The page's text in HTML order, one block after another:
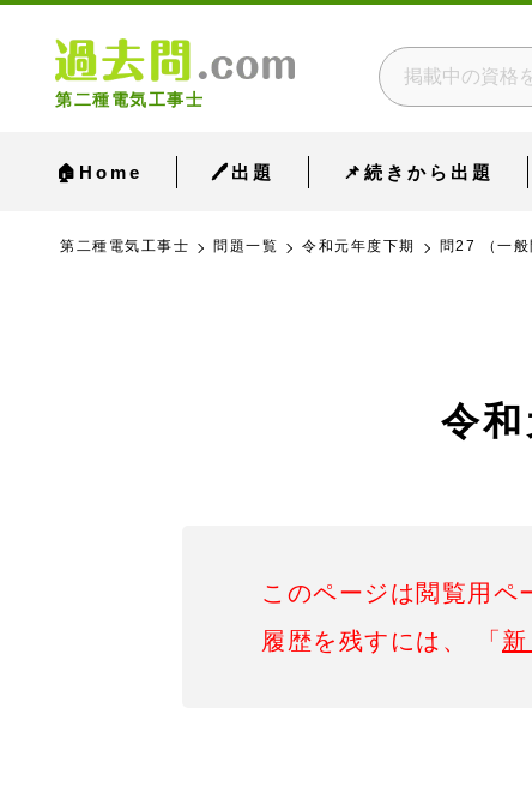
第二種電気工事士
🏠Home 🖊出題 📌続きから出題
第二種電気工事士 問題一覧 令和元年度下期 問27 （一般
令
このページは閲覧用ペ
履歴を残すには、 「